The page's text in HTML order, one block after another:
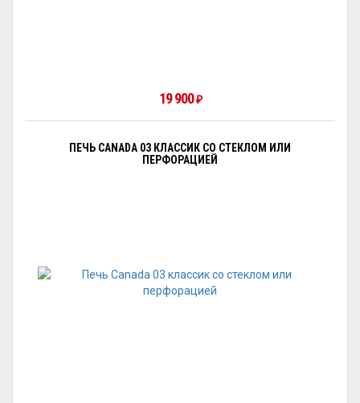
19 900₽
ПЕЧЬ CANADA 03 КЛАССИК СО СТЕКЛОМ ИЛИ
ПЕРФОРАЦИЕЙ